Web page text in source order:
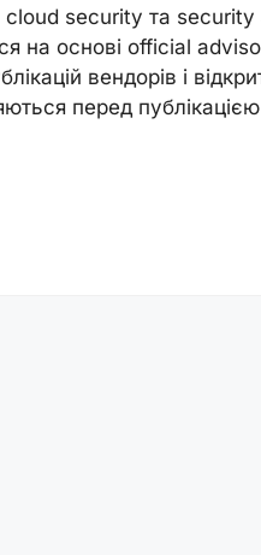
security та security
на основі official
вендорів і
перед